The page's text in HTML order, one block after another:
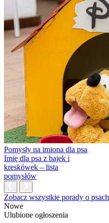
Pomysły na imiona dla psa
Imię dla psa z bajek i
kreskówek – lista
pomysłów
Zobacz wszystkie porady o psach
Nowe
Ulubione ogłoszenia